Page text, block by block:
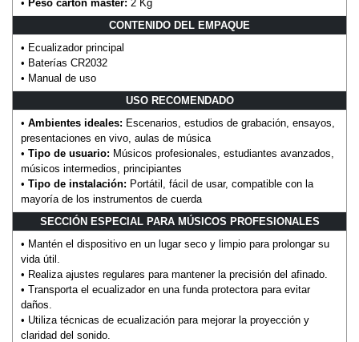
• Peso cartón master: 2 Kg
CONTENIDO DEL EMPAQUE
• Ecualizador principal
• Baterías CR2032
• Manual de uso
USO RECOMENDADO
• Ambientes ideales: Escenarios, estudios de grabación, ensayos,
presentaciones en vivo, aulas de música
• Tipo de usuario: Músicos profesionales, estudiantes avanzados,
músicos intermedios, principiantes
• Tipo de instalación: Portátil, fácil de usar, compatible con la
mayoría de los instrumentos de cuerda
SECCIÓN ESPECIAL PARA MÚSICOS PROFESIONALES
• Mantén el dispositivo en un lugar seco y limpio para prolongar su
vida útil.
• Realiza ajustes regulares para mantener la precisión del afinado.
• Transporta el ecualizador en una funda protectora para evitar
daños.
• Utiliza técnicas de ecualización para mejorar la proyección y
claridad del sonido.